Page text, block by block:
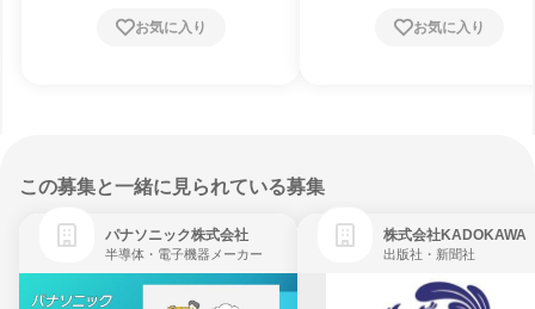
お気に入り お気に入り
この募集と一緒に見られている募集
パナソニック株式会社
半導体・電子機器メーカー
株式会社KADOKAWA
出版社・新聞社